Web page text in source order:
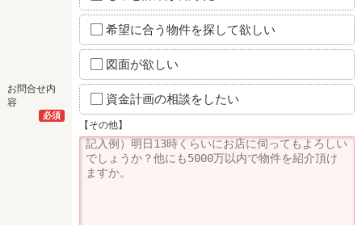
お問合せ内
容
必須
希望に合う物件を探して欲しい
図面が欲しい
資金計画の相談をしたい
【その他】